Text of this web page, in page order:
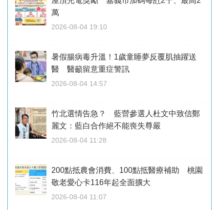
萬
2026-08-04 19:10
暑假腸病毒升溫！1歲童睡夢反覆肌抽躍送
醫 醫籲留意重症警訊
2026-08-04 14:57
竹北選情告急？ 藍營參選人杜文中致信鄭
麗文：藍白合作絕不能喪失尊嚴
2026-08-04 11:28
200點抵農會消費、100點抵醫療補助 桃園
敬老愛心卡116年起全面擴大
2026-08-04 11:07